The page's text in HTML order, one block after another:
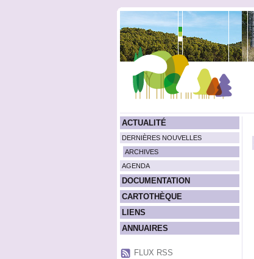
ACTUALITÉ
DERNIÈRES NOUVELLES
ARCHIVES
AGENDA
DOCUMENTATION
CARTOTHÈQUE
LIENS
ANNUAIRES
FLUX RSS